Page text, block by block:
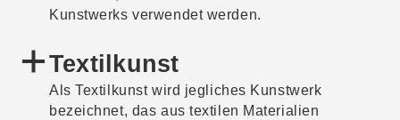
Kunstwerks verwendet werden.
Textilkunst
Als Textilkunst wird jegliches Kunstwerk
bezeichnet, das aus textilen Materialien